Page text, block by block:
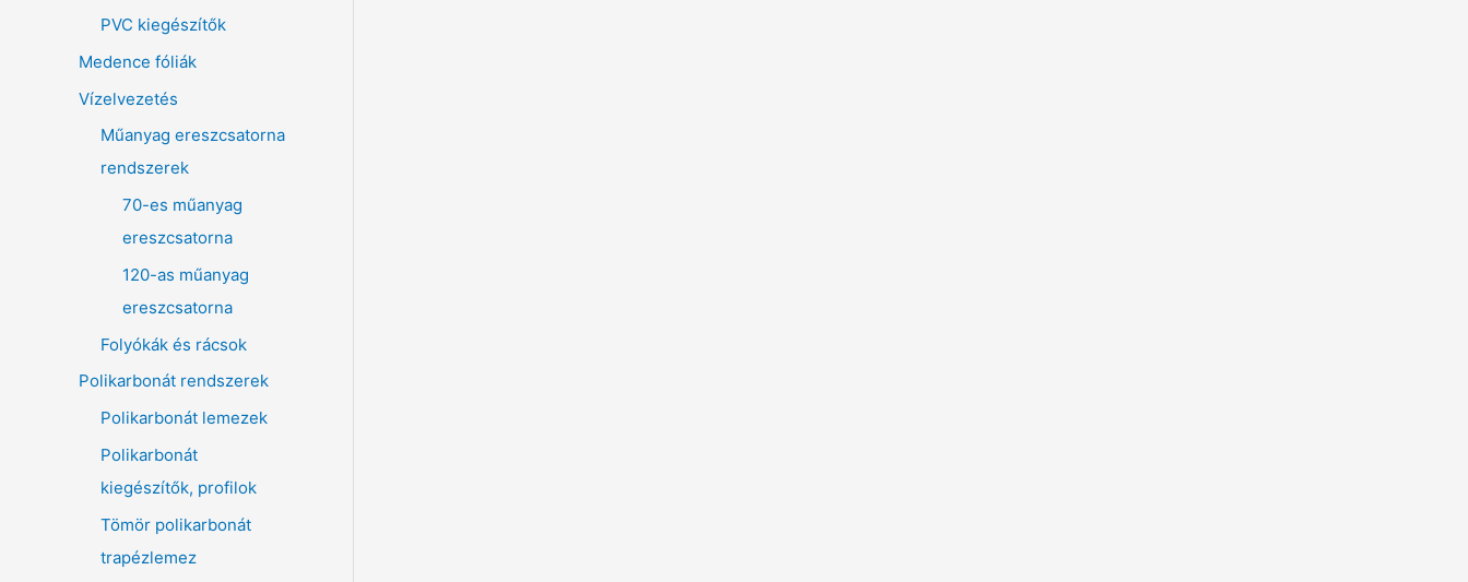
PVC kiegészítők
Medence fóliák
Vízelvezetés
Műanyag ereszcsatorna
rendszerek
70-es műanyag
ereszcsatorna
120-as műanyag
ereszcsatorna
Folyókák és rácsok
Polikarbonát rendszerek
Polikarbonát lemezek
Polikarbonát
kiegészítők, profilok
Tömör polikarbonát
trapézlemez